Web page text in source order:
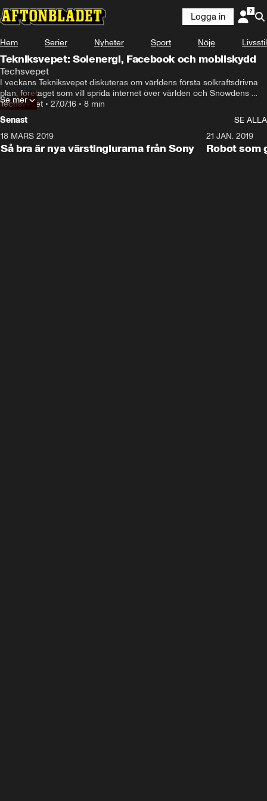
Logga in
Hem Serier Nyheter Sport Nöje Livsstil
Tekniksvepet: Solenergi, Facebook och mobilskydd
Techsvepet
I veckans Tekniksvepet diskuteras om världens första solkraftsdrivna
plan, företaget som vill sprida internet över världen och Snowdens
mobilskydd mot spaning.
Techsvepet • 27.07.16 • 8 min
Se mer
Senast
SE ALLA
18 MARS 2019
Så bra är nya värstinglurarna från Sony
21 JAN. 2019
Robot som